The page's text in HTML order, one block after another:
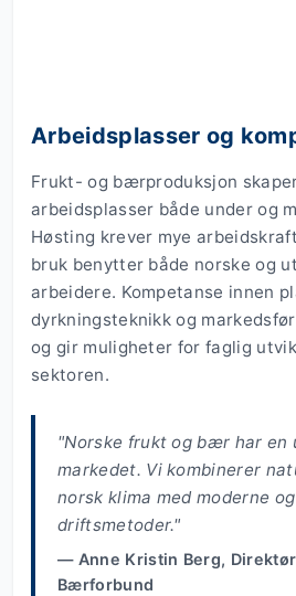
Arbeidsplasser og
Frukt- og bærproduksjon
arbeidsplasser både under og
Høsting krever mye
bruk benytter både norske og
arbeidere. Kompetanse innen
dyrkningsteknikk og
og gir muligheter for faglig
sektoren.
"Norske frukt og bær har en
markedet. Vi kombinerer
norsk klima med moderne
driftsmetoder."
— Anne Kristin Berg,
Bærforbund